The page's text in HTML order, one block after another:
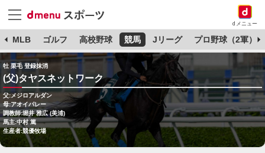
dメニュー
MLB ゴルフ 高校野球 競馬 Jリーグ プロ野球（2軍）
牡 栗毛 登録抹消
(父)タヤスネットワーク
父:メジロアルダン
母:アオイパレー
調教師:堀井 雅広 (美浦)
馬主:中村 篤
生産者:競優牧場